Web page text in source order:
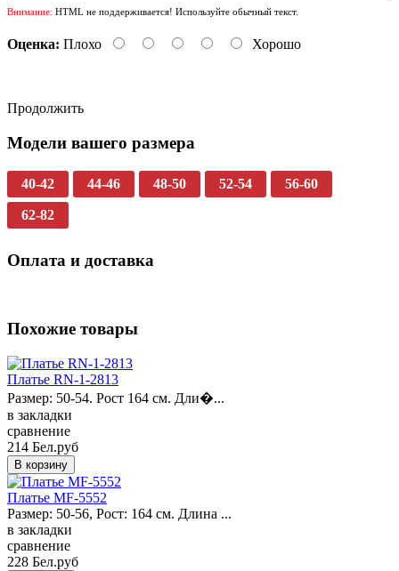
Внимание: HTML не поддерживается! Используйте обычный текст.
Оценка: Плохо Хорошо
Продолжить
Модели вашего размера
40-42 44-46 48-50 52-54 56-60
62-82
Оплата и доставка
Похожие товары
Платье RN-1-2813
Размер: 50-54. Рост 164 см. Дли�...
в закладки
сравнение
214 Бел.руб
Платье MF-5552
Размер: 50-56, Рост: 164 см. Длина ...
в закладки
сравнение
228 Бел.руб